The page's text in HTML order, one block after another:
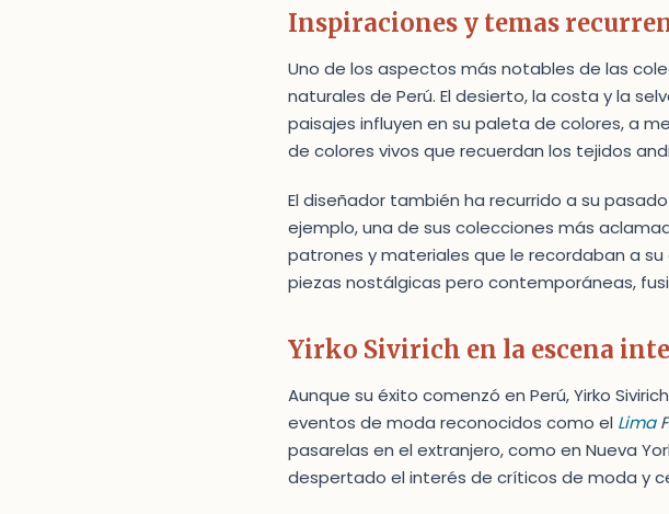
Inspiraciones y temas
Uno de los aspectos más notables de las
naturales de Perú. El desierto, la costa y la
paisajes influyen en su paleta de colores, a
de colores vivos que recuerdan los tejidos
El diseñador también ha recurrido a su
ejemplo, una de sus colecciones más
patrones y materiales que le recordaban a
piezas nostálgicas pero contemporáneas,
Yirko Sivirich en la escena
Aunque su éxito comenzó en Perú, Yirko
eventos de moda reconocidos como el Lima
pasarelas en el extranjero, como en Nueva
despertado el interés de críticos de moda y